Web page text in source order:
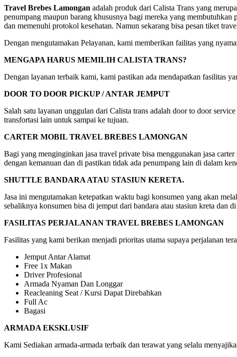
Travel Brebes Lamongan adalah produk dari Calista Trans yang
penumpang maupun barang khususnya bagi mereka yang
dan memenuhi protokol kesehatan. Namun sekarang bisa pesan tiket
Dengan mengutamakan Pelayanan, kami memberikan failitas yang
MENGAPA HARUS MEMILIH CALISTA TRANS?
Dengan layanan terbaik kami, kami pastikan ada mendapatkan fasilitas
DOOR TO DOOR PICKUP / ANTAR JEMPUT
Salah satu layanan unggulan dari Calista trans adalah door to door
transfortasi lain untuk sampai ke tujuan.
CARTER MOBIL TRAVEL BREBES LAMONGAN
Bagi yang menginginkan jasa travel private bisa menggunakan jasa
dengan kemanuan dan di pastikan tidak ada penumpang lain di dalam
SHUTTLE BANDARA ATAU STASIUN KERETA.
Jasa ini mengutamakan ketepatkan waktu bagi konsumen yang akan
sebaliknya konsumen bisa di jemput dari bandara atau stasiun kreta dan
FASILITAS PERJALANAN TRAVEL BREBES LAMONGAN
Fasilitas yang kami berikan menjadi prioritas utama supaya perjalanan
Jemput Antar Alamat
Free 1x Makan
Driver Profesional
Armada Nyaman Dan Longgar
Reacleaning Seat / Kursi Dapat Direbahkan
Full Ac
Bagasi
ARMADA EKSKLUSIF
Kami Sediakan armada-armada terbaik dan terawat yang selalu